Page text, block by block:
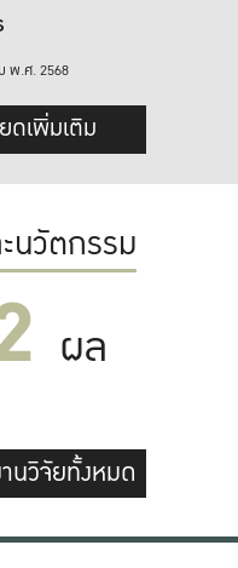
พ.ศ. 2568
ดเพิ่มเติม
นวัตกรรม
ผล
นวิจัยทั้งหมด